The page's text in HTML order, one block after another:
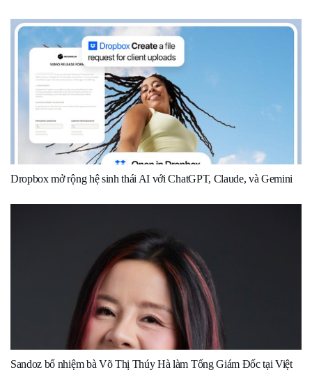
Dropbox mở rộng hệ sinh thái AI với ChatGPT, Claude, và Gemini
Sandoz bổ nhiệm bà Võ Thị Thúy Hà làm Tổng Giám Đốc tại Việt